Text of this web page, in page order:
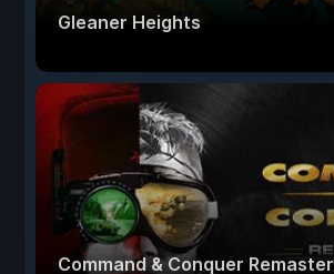
Gleaner Heights
Command & Conquer